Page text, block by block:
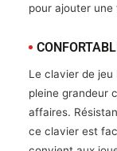
pour ajouter
Le clavier de
pleine grandeur
affaires.
ce clavier est